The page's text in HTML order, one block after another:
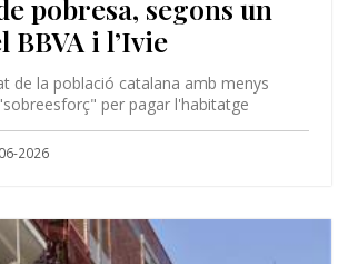
pobresa, segons un
BBVA i l’Ivie
de la població catalana amb menys
per pagar l'habitatge
2026